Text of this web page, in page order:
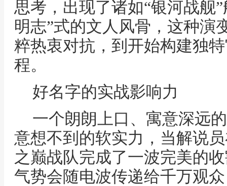
思考，出现了诸如“银河战舰
明志”式的文人风骨，这种演
粹热衷对抗，到开始构建独
程。
好名字的实战影响力
一个朗朗上口、寓意深远
意想不到的软实力，当解说
之巅战队完成了一波完美的
气势会随电波传递给千万观